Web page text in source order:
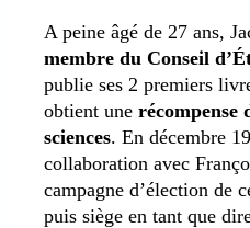
A peine âgé de 27 ans,
membre du Conseil
publie ses 2 premiers
obtient une récompense
sciences. En décembre
collaboration avec
campagne d’élection de
puis siège en tant que